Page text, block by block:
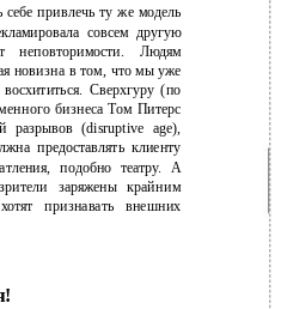
себе привлечь ту же модель
совсем другую
неповторимости. Людям
новизна в том, что мы уже
Сверхгуру (по
бизнеса Том Питерс
разрывов (disruptive age),
предоставлять клиенту
подобно театру. А
заряжены крайним
признавать внешних